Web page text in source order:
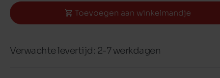
Toevoegen aan winkelmandje
Verwachte levertijd: 2-7 werkdagen